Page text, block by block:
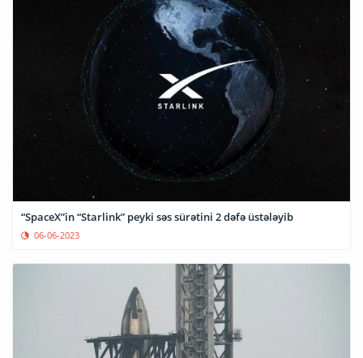
“SpaceX”in “Starlink” peyki səs sürətini 2 dəfə üstələyib
06-06-2023